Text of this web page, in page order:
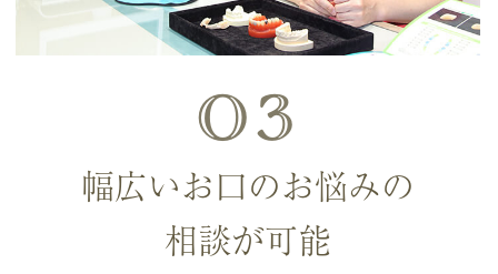
03
幅広いお口のお悩みの
相談が可能